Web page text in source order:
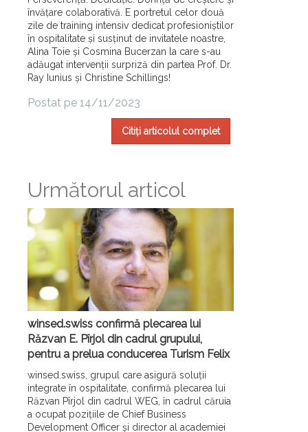
învățare colaborativă. E portretul celor două
zile de training intensiv dedicat profesioniștilor
în ospitalitate și susținut de invitatele noastre,
Alina Toie și Cosmina Bucerzan la care s-au
adăugat intervenții surpriză din partea Prof. Dr.
Ray Iunius și Christine Schillings!
Postat pe 14/11/2023
Citiți articolul complet
Următorul articol
winsed.swiss confirmă plecarea lui
Răzvan E. Pîrjol din cadrul grupului,
pentru a prelua conducerea Turism Felix
winsed.swiss, grupul care asigură soluții
integrate în ospitalitate, confirmă plecarea lui
Răzvan Pîrjol din cadrul WEG, în cadrul căruia
a ocupat pozițiile de Chief Business
Development Officer și director al academiei